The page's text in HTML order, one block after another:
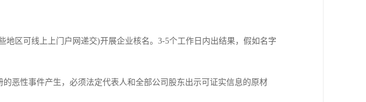
区可线上上门户网递交)开展企业核名。3-5个工作日内出结果，假如名字
恶性事件产生，必须法定代表人和全部公司股东出示可证实信息的原材